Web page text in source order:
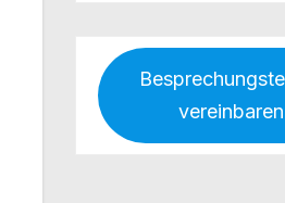
vereinbaren